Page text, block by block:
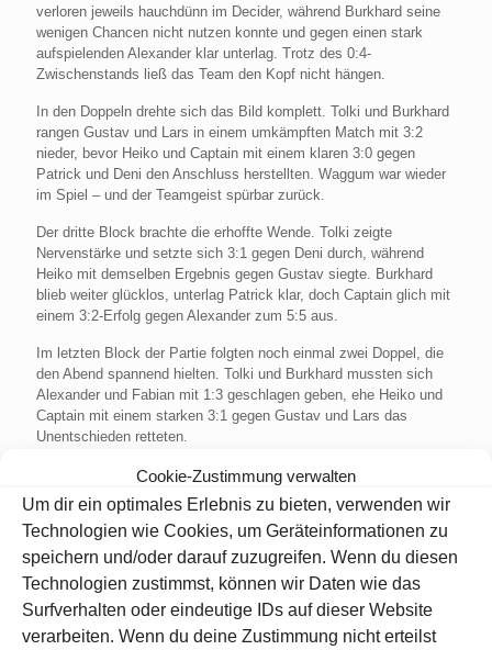
Cookie-Zustimmung verwalten
Um dir ein optimales Erlebnis zu bieten, verwenden wir
Technologien wie Cookies, um Geräteinformationen zu
speichern und/oder darauf zuzugreifen. Wenn du diesen
Technologien zustimmst, können wir Daten wie das
Surfverhalten oder eindeutige IDs auf dieser Website
verarbeiten. Wenn du deine Zustimmung nicht erteilst
verloren jeweils hauchdünn im Decider, während Burkhard seine
wenigen Chancen nicht nutzen konnte und gegen einen stark
aufspielenden Alexander klar unterlag. Trotz des 0:4-
Zwischenstands ließ das Team den Kopf nicht hängen.
In den Doppeln drehte sich das Bild komplett. Tolki und Burkhard
rangen Gustav und Lars in einem umkämpften Match mit 3:2
nieder, bevor Heiko und Captain mit einem klaren 3:0 gegen
Patrick und Deni den Anschluss herstellten. Waggum war wieder
im Spiel – und der Teamgeist spürbar zurück.
Der dritte Block brachte die erhoffte Wende. Tolki zeigte
Nervenstärke und setzte sich 3:1 gegen Deni durch, während
Heiko mit demselben Ergebnis gegen Gustav siegte. Burkhard
blieb weiter glücklos, unterlag Patrick klar, doch Captain glich mit
einem 3:2-Erfolg gegen Alexander zum 5:5 aus.
Im letzten Block der Partie folgten noch einmal zwei Doppel, die
den Abend spannend hielten. Tolki und Burkhard mussten sich
Alexander und Fabian mit 1:3 geschlagen geben, ehe Heiko und
Captain mit einem starken 3:1 gegen Gustav und Lars das
Unentschieden retteten.
Besonders glänzen konnte an diesem Abend Heiko, der nach
verpatztem Start ins Match nicht nur durch Konstanz, sondern
auch durch beeindruckende Highlights auffiel: ein Highfinish von
153 Punkten, dazu weitere Finishes über 107 und 101 sowie ein
Highscore von 153 – und gleich mehrere Shortgames, darunter
ein 18- und ein 15-Darter. Gemeinsam mit Captain legte er zudem
180 und einem 101-Finish ebenfalls Glanzpunkte bei.